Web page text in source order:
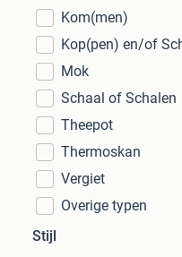
Kom(men)
Kop(pen) en/of
Mok
Schaal of Schalen
Theepot
Thermoskan
Vergiet
Overige typen
Stijl